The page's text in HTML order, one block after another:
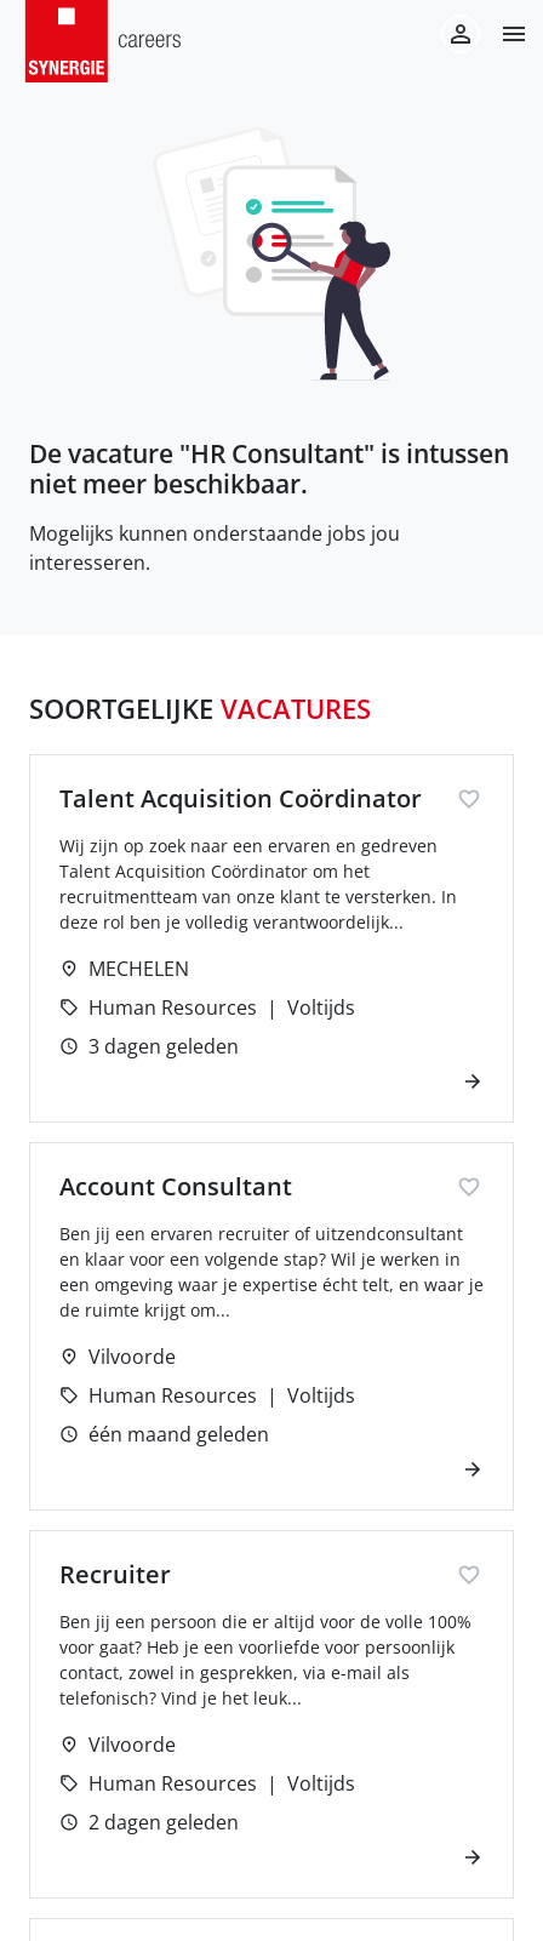
De vacature "HR Consultant" is intussen
niet meer beschikbaar.
Mogelijks kunnen onderstaande jobs jou
interesseren.
SOORTGELIJKE VACATURES
Talent Acquisition Coördinator
Wij zijn op zoek naar een ervaren en gedreven
Talent Acquisition Coördinator om het
recruitmentteam van onze klant te versterken. In
deze rol ben je volledig verantwoordelijk...
MECHELEN
Human Resources
Voltijds
3 dagen geleden
Account Consultant
Ben jij een ervaren recruiter of uitzendconsultant
en klaar voor een volgende stap? Wil je werken in
een omgeving waar je expertise écht telt, en waar je
de ruimte krijgt om...
Vilvoorde
Human Resources
Voltijds
één maand geleden
Recruiter
Ben jij een persoon die er altijd voor de volle 100%
voor gaat? Heb je een voorliefde voor persoonlijk
contact, zowel in gesprekken, via e-mail als
telefonisch? Vind je het leuk...
Vilvoorde
Human Resources
Voltijds
2 dagen geleden